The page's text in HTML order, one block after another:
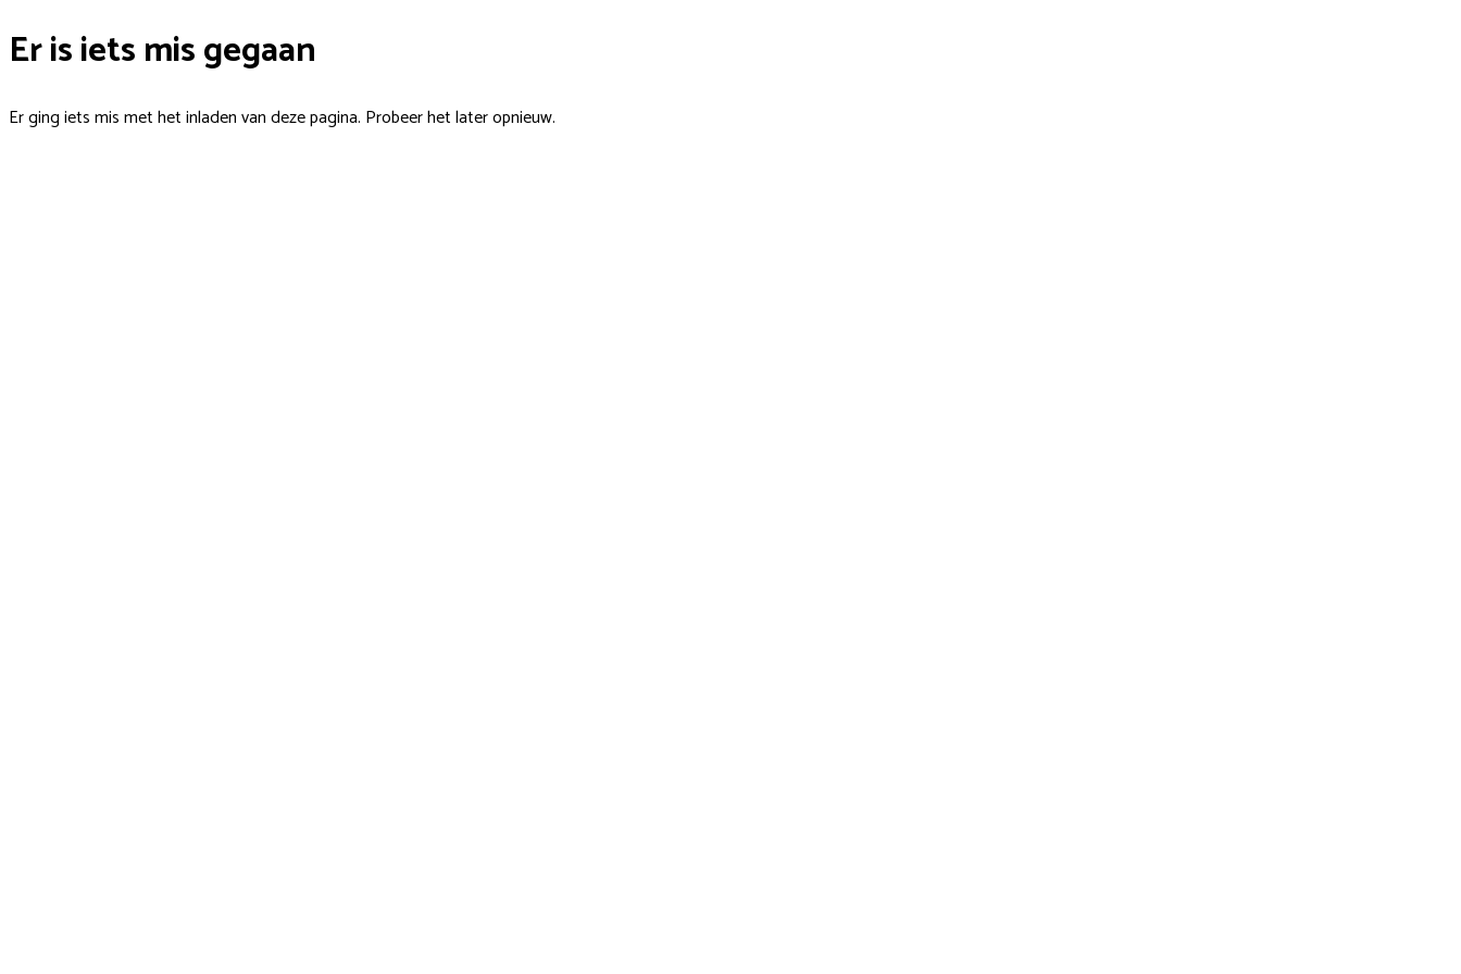
Er is iets mis gegaan
Er ging iets mis met het inladen van deze pagina. Probeer het later opnieuw.